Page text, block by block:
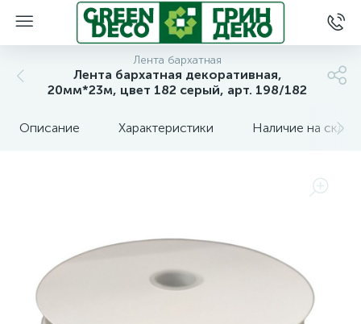
Лента бархатная
Лента бархатная декоративная,
20мм*23м, цвет 182 серый, арт. 198/182
Описание Характеристики Наличие на